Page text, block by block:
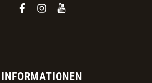
facebook
instagram
youtube
INFORMATIONEN